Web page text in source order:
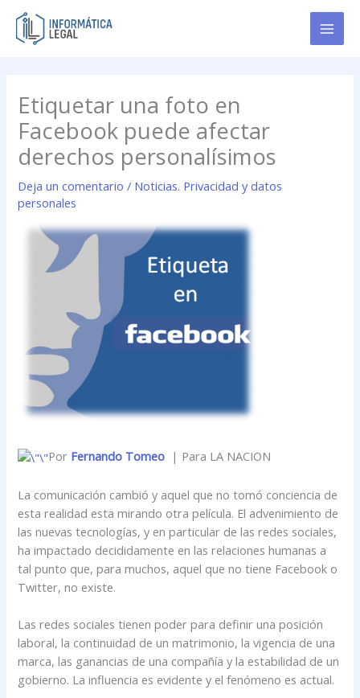
contenido
Etiquetar una foto en
Facebook puede afectar
derechos personalísimos
Deja un comentario / Noticias. Privacidad y datos
personales
Por Fernando Tomeo | Para LA NACION
La comunicación cambió y aquel que no tomó conciencia de
esta realidad esta mirando otra película. El advenimiento de
las nuevas tecnologías, y en particular de las redes sociales,
ha impactado decididamente en las relaciones humanas a
tal punto que, para muchos, aquel que no tiene Facebook o
Twitter, no existe.
Las redes sociales tienen poder para definir una posición
laboral, la continuidad de un matrimonio, la vigencia de una
marca, las ganancias de una compañía y la estabilidad de un
gobierno. La influencia es evidente y el fenómeno es actual.